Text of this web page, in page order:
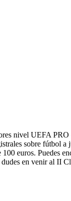
nivel UEFA PRO
sobre fútbol a
euros. Puedes
en venir al II